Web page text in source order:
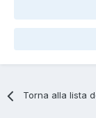
Torna alla lista